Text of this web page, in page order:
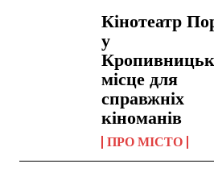
Кінотеатр
у
місце для
справжніх
кіноманів
ПРО МІСТО